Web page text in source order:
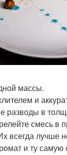
массы.
и
разводы в
смесь
всегда лучше
и ту